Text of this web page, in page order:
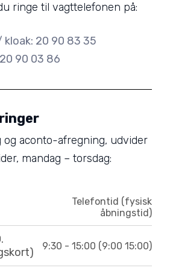
ringe til vagttelefonen på:
kloak: 20 90 83 35
90 03 86
og aconto-afregning, udvider
mandag – torsdag:
Telefontid (fysisk
åbningstid)
9:30 - 15:00 (9:00 15:00)